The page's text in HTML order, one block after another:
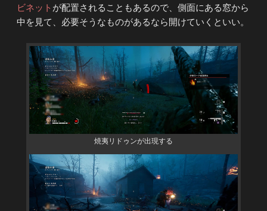
ビネット が配置されることもあるので、側面にある窓から
中を見て、必要そうなものがあるなら開けていくといい。
焼夷リドゥンが出現する